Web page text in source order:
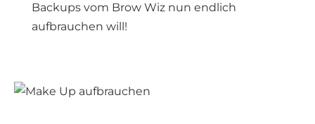
Backups vom Brow Wiz nun endlich
aufbrauchen will!